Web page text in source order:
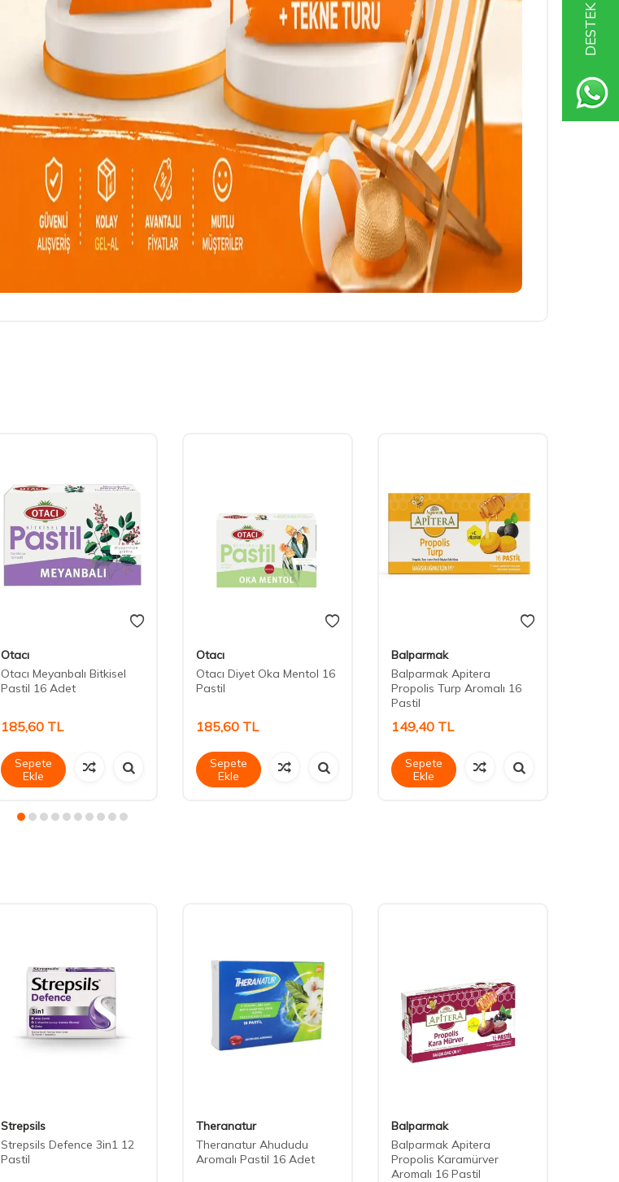
DESTEK
Otacı
Otacı Meyanbalı Bitkisel
Pastil 16 Adet
185,60 TL
Sepete
Ekle
Otacı
Otacı Diyet Oka Mentol 16
Pastil
185,60 TL
Sepete
Ekle
Balparmak
Balparmak Apitera
Propolis Turp Aromalı 16
Pastil
149,40 TL
Sepete
Ekle
Strepsils
Strepsils Defence 3in1 12
Pastil
Theranatur
Theranatur Ahududu
Aromalı Pastil 16 Adet
Balparmak
Balparmak Apitera
Propolis Karamürver
Aromalı 16 Pastil